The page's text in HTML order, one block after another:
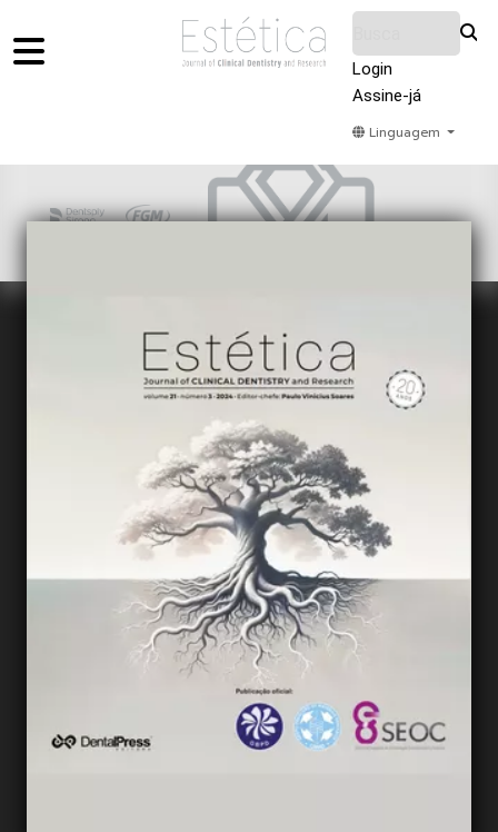
Login
Assine-já
Linguagem
Sobre Nós